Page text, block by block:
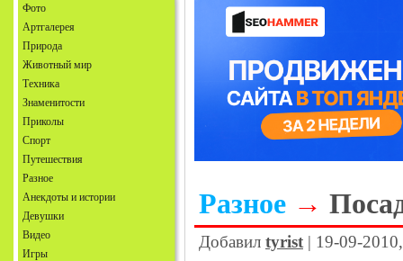
Фото
Артгалерея
Природа
Животный мир
Техника
Знаменитости
Приколы
Спорт
Путешествия
Разное
Анекдоты и истории
Девушки
Видео
Игры
Разное →
Добавил tyrist | 19-09-